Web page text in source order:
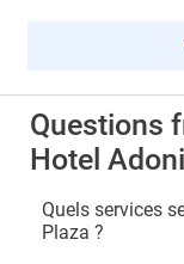
Questions
Hotel
Quels services
Plaza ?